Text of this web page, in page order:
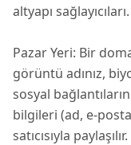
altyapı sağlayıcıları.
Pazar Yeri: Bir
görüntü adınız,
sosyal
bilgileri (ad, e-
satıcısıyla paylaşılır.